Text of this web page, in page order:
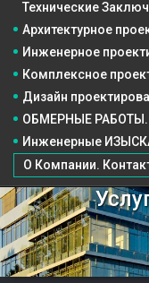
ОБМЕРНЫЕ РАБОТЫ.
Инженерные
О Компании.
Технические
Архитектурное
Инженерное
Комплексное
Дизайн